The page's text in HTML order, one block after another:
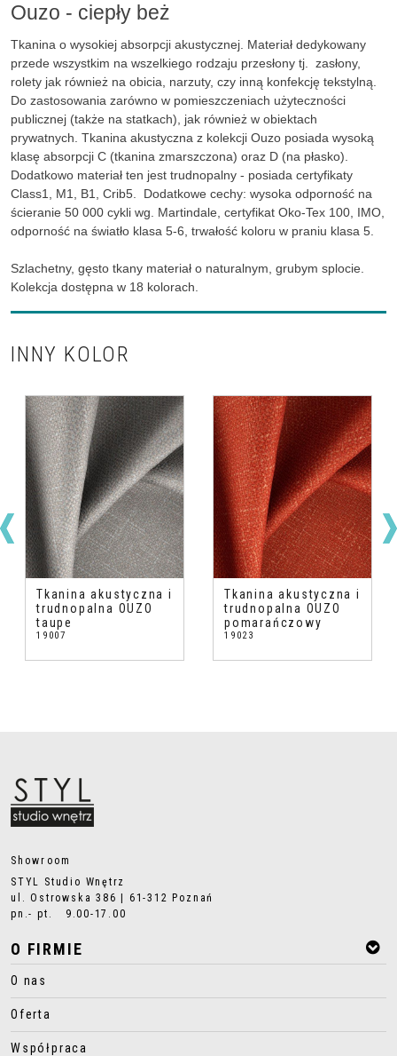
Ouzo - ciepły beż
Tkanina o wysokiej absorpcji akustycznej. Materiał dedykowany
przede wszystkim na wszelkiego rodzaju przesłony tj. zasłony,
rolety jak również na obicia, narzuty, czy inną konfekcję tekstylną.
Do zastosowania zarówno w pomieszczeniach użyteczności
publicznej (także na statkach), jak również w obiektach
prywatnych. Tkanina akustyczna z kolekcji Ouzo posiada wysoką
klasę absorpcji C (tkanina zmarszczona) oraz D (na płasko).
Dodatkowo materiał ten jest trudnopalny - posiada certyfikaty
Class1, M1, B1, Crib5. Dodatkowe cechy: wysoka odporność na
ścieranie 50 000 cykli wg. Martindale, certyfikat Oko-Tex 100, IMO,
odporność na światło klasa 5-6, trwałość koloru w praniu klasa 5.
Szlachetny, gęsto tkany materiał o naturalnym, grubym splocie.
Kolekcja dostępna w 18 kolorach.
INNY KOLOR
Tkanina akustyczna i
trudnopalna OUZO
taupe
19007
Tkanina akustyczna i
trudnopalna OUZO
pomarańczowy
19023
Showroom
STYL Studio Wnętrz
ul. Ostrowska 386 | 61-312 Poznań
pn.- pt. 9.00-17.00
O FIRMIE
O nas
Oferta
Współpraca